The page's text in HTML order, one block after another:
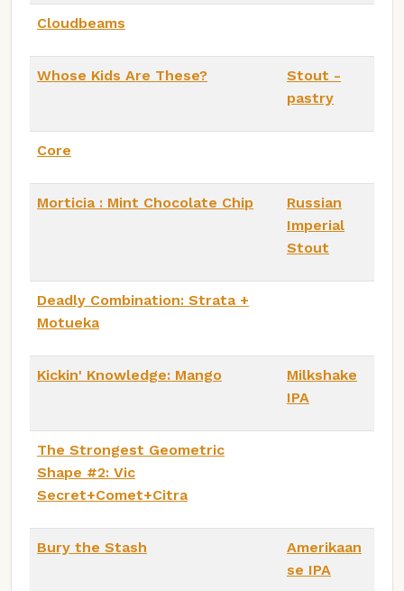
Cloudbeams
Whose Kids Are These?
Stout -
pastry
Core
Morticia : Mint Chocolate Chip
Russian
Imperial
Stout
Deadly Combination: Strata +
Motueka
Kickin' Knowledge: Mango
Milkshake
IPA
The Strongest Geometric
Shape #2: Vic
Secret+Comet+Citra
Bury the Stash
Amerikaan
se IPA